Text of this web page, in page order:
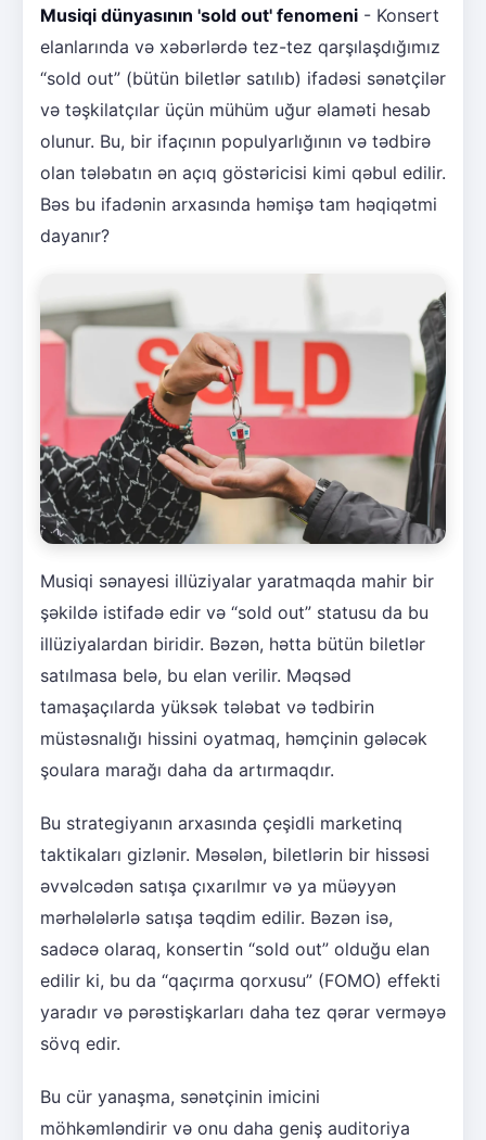
Musiqi dünyasının 'sold out' fenomeni - Konsert
elanlarında və xəbərlərdə tez-tez qarşılaşdığımız
“sold out” (bütün biletlər satılıb) ifadəsi sənətçilər
və təşkilatçılar üçün mühüm uğur əlaməti hesab
olunur. Bu, bir ifaçının populyarlığının və tədbirə
olan tələbatın ən açıq göstəricisi kimi qəbul edilir.
Bəs bu ifadənin arxasında həmişə tam həqiqətmi
dayanır?
Musiqi sənayesi illüziyalar yaratmaqda mahir bir
şəkildə istifadə edir və “sold out” statusu da bu
illüziyalardan biridir. Bəzən, hətta bütün biletlər
satılmasa belə, bu elan verilir. Məqsəd
tamaşaçılarda yüksək tələbat və tədbirin
müstəsnalığı hissini oyatmaq, həmçinin gələcək
şoulara marağı daha da artırmaqdır.
Bu strategiyanın arxasında çeşidli marketinq
taktikaları gizlənir. Məsələn, biletlərin bir hissəsi
əvvəlcədən satışa çıxarılmır və ya müəyyən
mərhələlərlə satışa təqdim edilir. Bəzən isə,
sadəcə olaraq, konsertin “sold out” olduğu elan
edilir ki, bu da “qaçırma qorxusu” (FOMO) effekti
yaradır və pərəstişkarları daha tez qərar verməyə
sövq edir.
Bu cür yanaşma, sənətçinin imicini
möhkəmləndirir və onu daha geniş auditoriya